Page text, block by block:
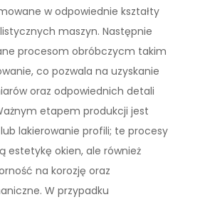
w odpowiednie kształty
maszyn. Następnie
procesom obróbczycm takim
co pozwala na uzyskanie
oraz odpowiednich detali
etapem produkcji jest
lakierowanie profili; te procesy
estetykę okien, ale również
na korozję oraz
W przypadku